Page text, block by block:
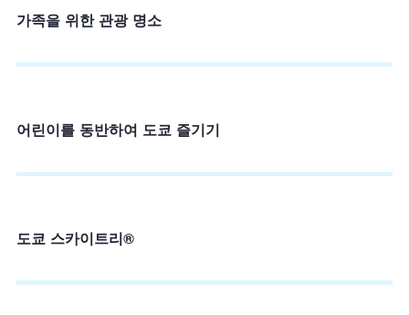
가족을 위한 관광 명소
어린이를 동반하여 도쿄 즐기기
도쿄 스카이트리®